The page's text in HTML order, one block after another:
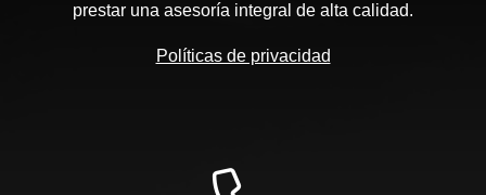
prestar una asesoría integral de alta calidad.
Políticas de privacidad